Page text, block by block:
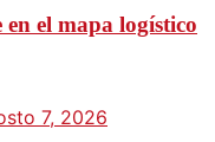
el mapa logístico
7, 2026